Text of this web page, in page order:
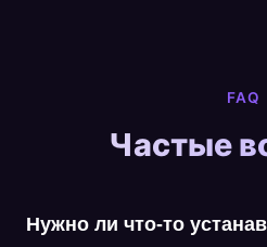
FAQ
Частые
Нужно ли что-то